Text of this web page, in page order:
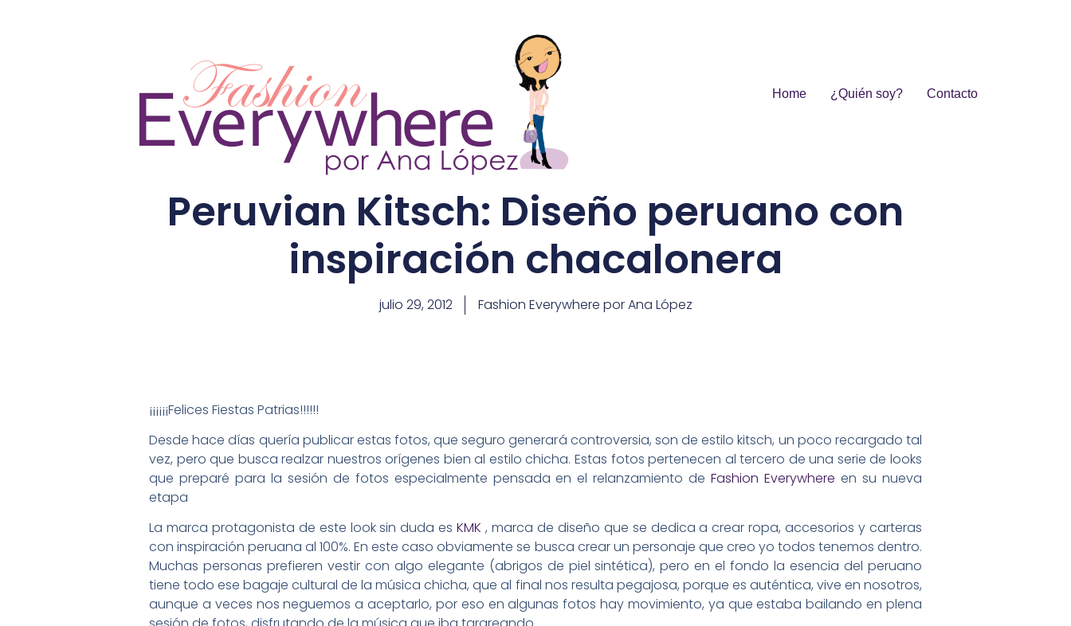
Home ¿Quién soy? Contacto
Peruvian Kitsch: Diseño peruano con
inspiración chacalonera
julio 29, 2012 Fashion Everywhere por Ana López
¡¡¡¡¡¡Felices Fiestas Patrias!!!!!!
Desde hace días quería publicar estas fotos, que seguro generará controversia, son de estilo kitsch, un poco recargado tal
vez, pero que busca realzar nuestros orígenes bien al estilo chicha. Estas fotos pertenecen al tercero de una serie de looks
que preparé para la sesión de fotos especialmente pensada en el relanzamiento deFashion Everywhereen su nueva
etapa
La marca protagonista de este look sin duda esKMK, marca de diseño que se dedica a crear ropa, accesorios y carteras
con inspiración peruana al 100%. En este caso obviamente se busca crear un personaje que creo yo todos tenemos dentro.
Muchas personas prefieren vestir con algo elegante (abrigos de piel sintética), pero en el fondo la esencia del peruano
tiene todo ese bagaje cultural de la música chicha, que al final nos resulta pegajosa, porque es auténtica, vive en nosotros,
aunque a veces nos neguemos a aceptarlo, por eso en algunas fotos hay movimiento, ya que estaba bailando en plena